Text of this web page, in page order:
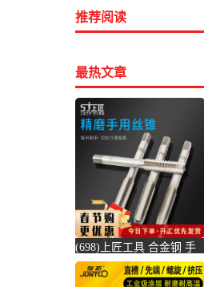
推荐阅读
最热文章
(698)上匠工具 合金钢 手
用丝锥攻螺纹工具攻丝丝
攻套丝m-螺纹钢(上匠工具